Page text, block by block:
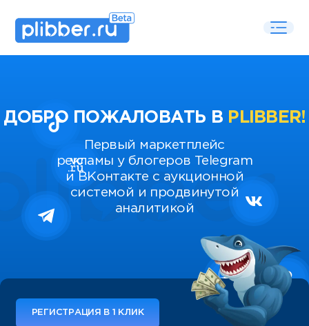
ДОБРО ПОЖАЛОВАТЬ В PLIBBER!
Первый маркетплейс
рекламы у блогеров Telegram
и ВКонтакте с аукционной
системой и продвинутой
аналитикой
РЕГИСТРАЦИЯ В 1 КЛИК